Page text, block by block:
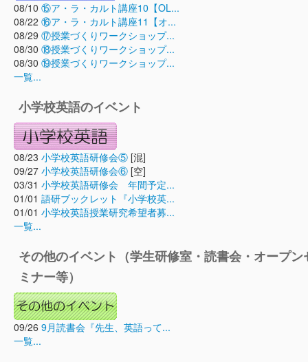
08/10 ⑮ア・ラ・カルト講座10【OL...
08/22 ⑯ア・ラ・カルト講座11【オ...
08/29 ⑰授業づくりワークショップ...
08/30 ⑱授業づくりワークショップ...
08/30 ⑲授業づくりワークショップ...
一覧...
小学校英語のイベント
08/23 小学校英語研修会⑤ [混]
09/27 小学校英語研修会⑥ [空]
03/31 小学校英語研修会 年間予定...
01/01 語研ブックレット『小学校英...
01/01 小学校英語授業研究希望者募...
一覧...
その他のイベント（学生研修室・読書会・オープン
ミナー等）
09/26 9月読書会『先生、英語って...
一覧...